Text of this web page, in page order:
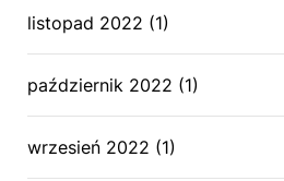
listopad 2022 (1)
październik 2022 (1)
wrzesień 2022 (1)